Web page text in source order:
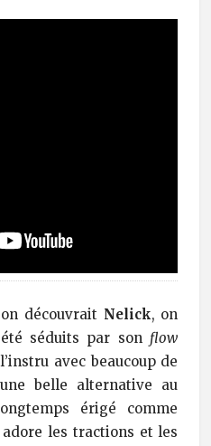
découvrait Nelick, on
séduits par son flow
avec beaucoup de
belle alternative au
érigé comme
les tractions et les